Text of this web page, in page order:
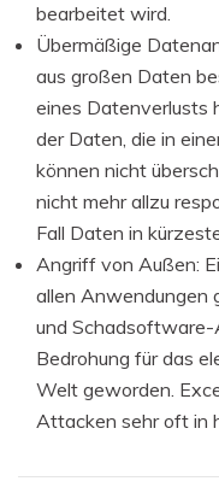
bearbeitet wird.
Übermäßige
aus großen Daten
eines Datenverlusts
der Daten, die in
können nicht
nicht mehr allzu
Fall Daten in
Angriff von Außen:
allen Anwendungen
und Schadsoftware-
Bedrohung für das
Welt geworden.
Attacken sehr oft in